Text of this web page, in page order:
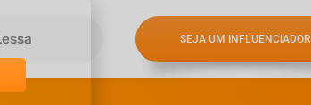
SEJA UM INFLUENCIADOR